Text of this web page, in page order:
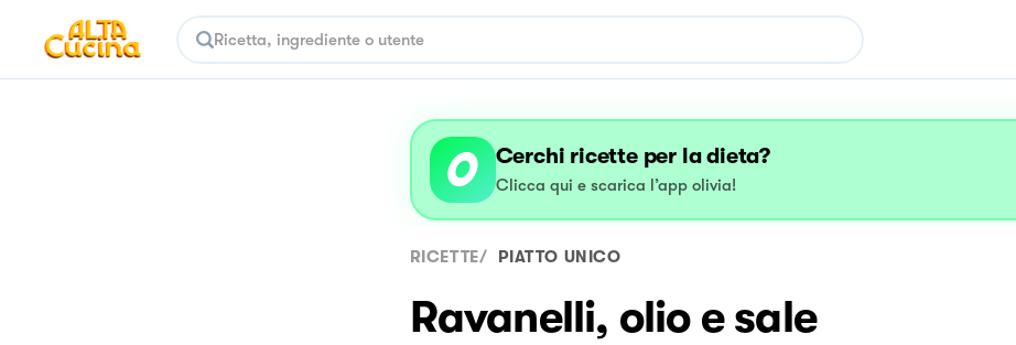
Cerchi ricette per la dieta?
Clicca qui e scarica l’app olivia!
RICETTE/ PIATTO UNICO
Ravanelli, olio e sale